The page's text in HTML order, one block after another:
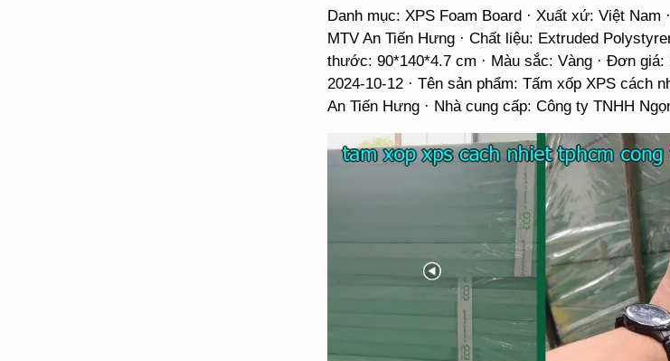
Danh mục: XPS Foam Board · Xuất xứ: Việt Nam
MTV An Tiến Hưng · Chất liệu: Extruded
thước: 90*140*4.7 cm · Màu sắc: Vàng · Đơn giá:
2024-10-12 · Tên sản phẩm: Tấm xốp XPS cách
An Tiến Hưng · Nhà cung cấp: Công ty TNHH